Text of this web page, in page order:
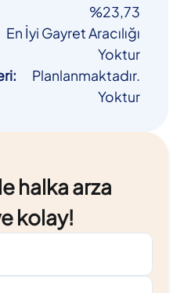
%23,73
En İyi Gayret Aracılığı
Yoktur
:
Planlanmaktadır.
Yoktur
halka arza
kolay!